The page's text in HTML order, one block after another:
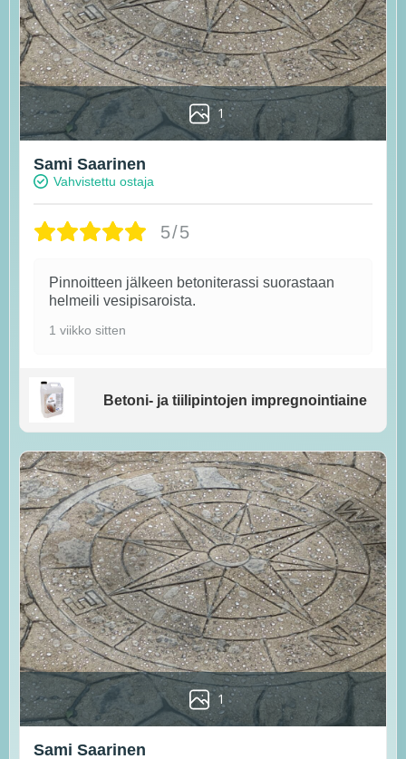
1
Sami Saarinen
Vahvistettu ostaja
5/5
Pinnoitteen jälkeen betoniterassi suorastaan
helmeili vesipisaroista.
1 viikko sitten
Betoni- ja tiilipintojen impregnointiaine
1
Sami Saarinen